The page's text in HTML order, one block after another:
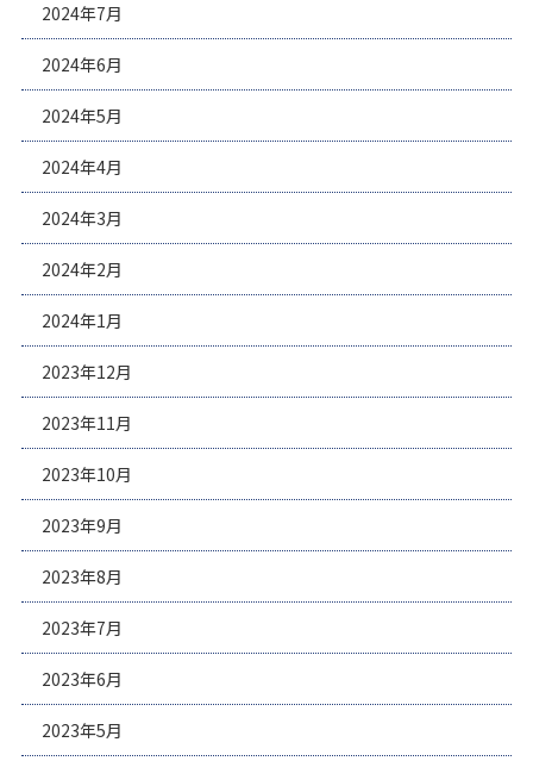
2024年7月
2024年6月
2024年5月
2024年4月
2024年3月
2024年2月
2024年1月
2023年12月
2023年11月
2023年10月
2023年9月
2023年8月
2023年7月
2023年6月
2023年5月